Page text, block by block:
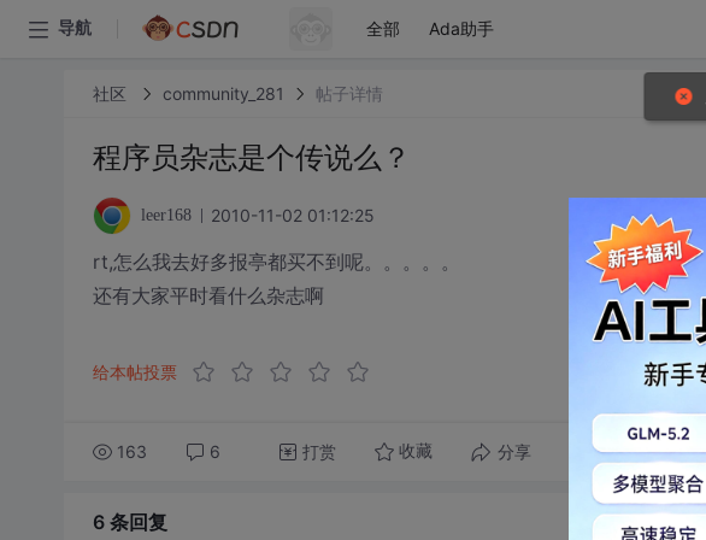
导航 全部 Ada助手
社区 community_281 帖子详情
程序员杂志是个传说么？
leer168 2010-11-02 01:12:25
rt,怎么我去好多报亭都买不到呢。。。。。
还有大家平时看什么杂志啊
给本帖投票
163 6 打赏 收藏 分享 转发到动态
6 条回复